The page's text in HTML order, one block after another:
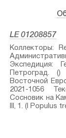
LE 01208857
Коллекторы:
Экспедиция:
Петроград.
Восточной
2021-1056
Сосновик на
III, 1. (I Populus